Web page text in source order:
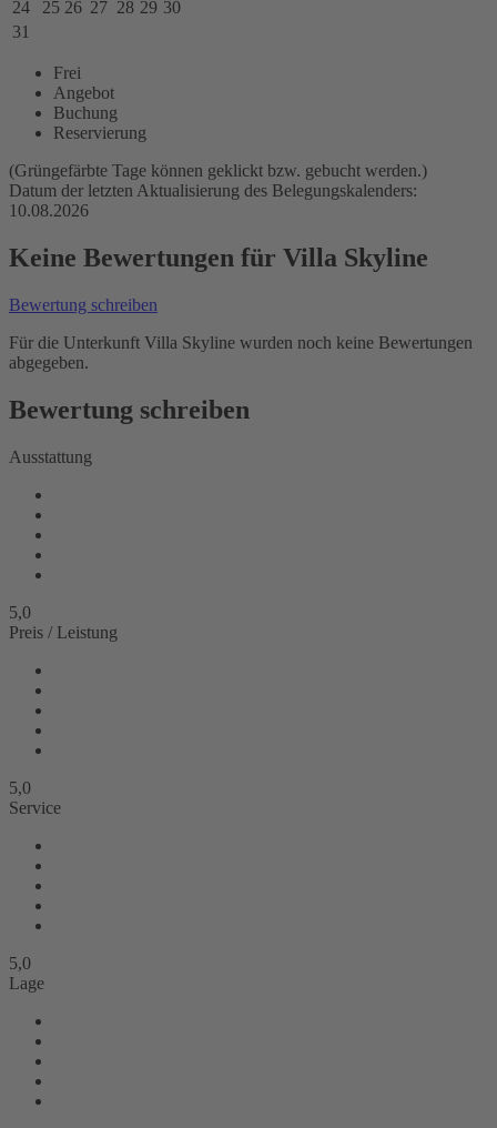
24
25 26 27 28 29 30
31
Frei
Angebot
Buchung
Reservierung
(Grüngefärbte Tage können geklickt bzw. gebucht werden.)
Datum der letzten Aktualisierung des Belegungskalenders:
10.08.2026
Keine Bewertungen für Villa Skyline
Bewertung schreiben
Für die Unterkunft Villa Skyline wurden noch keine Bewertungen
abgegeben.
Bewertung schreiben
Ausstattung
5,0
Preis / Leistung
5,0
Service
5,0
Lage